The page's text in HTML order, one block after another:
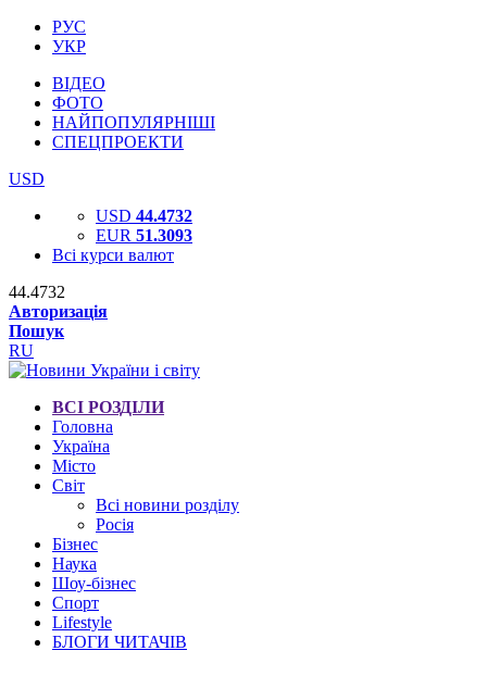
РУС
УКР
ВІДЕО
ФОТО
НАЙПОПУЛЯРНІШІ
СПЕЦПРОЕКТИ
USD
USD 44.4732
EUR 51.3093
Всі курси валют
44.4732
Авторизація
Пошук
RU
ВСІ РОЗДІЛИ
Головна
Україна
Місто
Світ
Всі новини розділу
Росія
Бізнес
Наука
Шоу-бізнес
Спорт
Lifestyle
БЛОГИ ЧИТАЧІВ